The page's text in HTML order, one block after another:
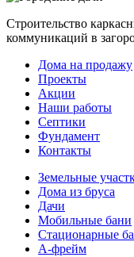
Строительство
коммуникаций в
Дома на продажу
Проекты
Акции
Наши работы
Септики
Фундамент
Контакты
Земельные
Дома из бруса
Дачи
Мобильные бани
Стационарные
A-фрейм